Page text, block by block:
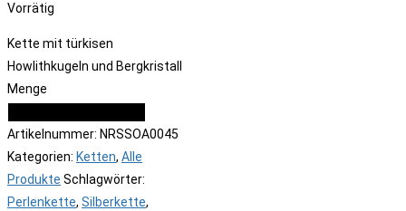
Vorrätig
Kette mit türkisen
Howlithkugeln und Bergkristall
Menge
Artikelnummer: NRSSOA0045
Kategorien: Ketten, Alle
Produkte Schlagwörter:
Perlenkette, Silberkette,